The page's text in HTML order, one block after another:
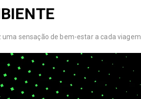
sensação de bem-estar a cada viagem.